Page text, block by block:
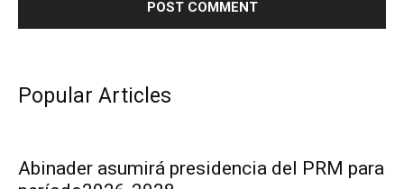
Popular Articles
Abinader asumirá presidencia del PRM para